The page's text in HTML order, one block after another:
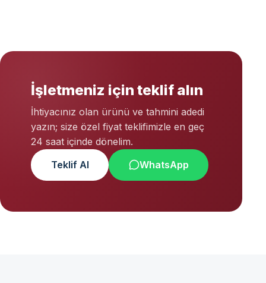
İşletmeniz için teklif alın
İhtiyacınız olan ürünü ve tahmini adedi
yazın; size özel fiyat teklifimizle en geç
24 saat içinde dönelim.
Teklif Al
WhatsApp